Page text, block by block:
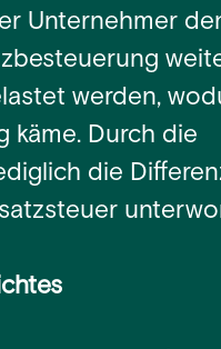
Unternehmer
werden,
käme. Durch die
die